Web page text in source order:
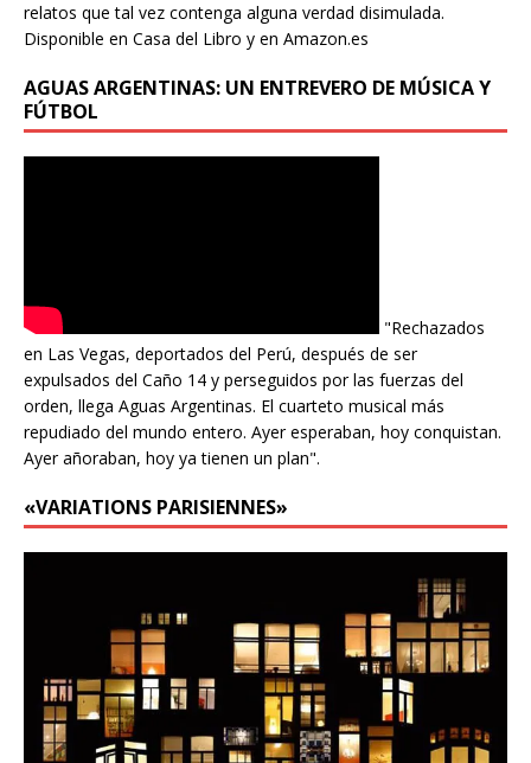
relatos que tal vez contenga alguna verdad disimulada.
Disponible en Casa del Libro y en Amazon.es
AGUAS ARGENTINAS: UN ENTREVERO DE MÚSICA Y
FÚTBOL
"Rechazados
en Las Vegas, deportados del Perú, después de ser
expulsados del Caño 14 y perseguidos por las fuerzas del
orden, llega Aguas Argentinas. El cuarteto musical más
repudiado del mundo entero. Ayer esperaban, hoy conquistan.
Ayer añoraban, hoy ya tienen un plan".
«VARIATIONS PARISIENNES»